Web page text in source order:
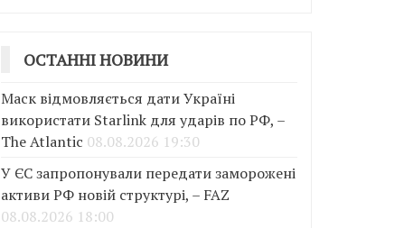
ОСТАННІ НОВИНИ
Маск відмовляється дати Україні
використати Starlink для ударів по РФ, –
The Atlantic 08.08.2026 19:30
У ЄС запропонували передати заморожені
активи РФ новій структурі, – FAZ
08.08.2026 18:00